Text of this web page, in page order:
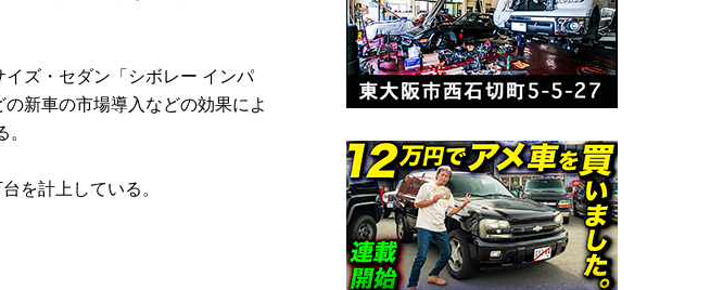
ズ・セダン「シボレー インパ
新車の市場導入などの効果によ
を計上している。